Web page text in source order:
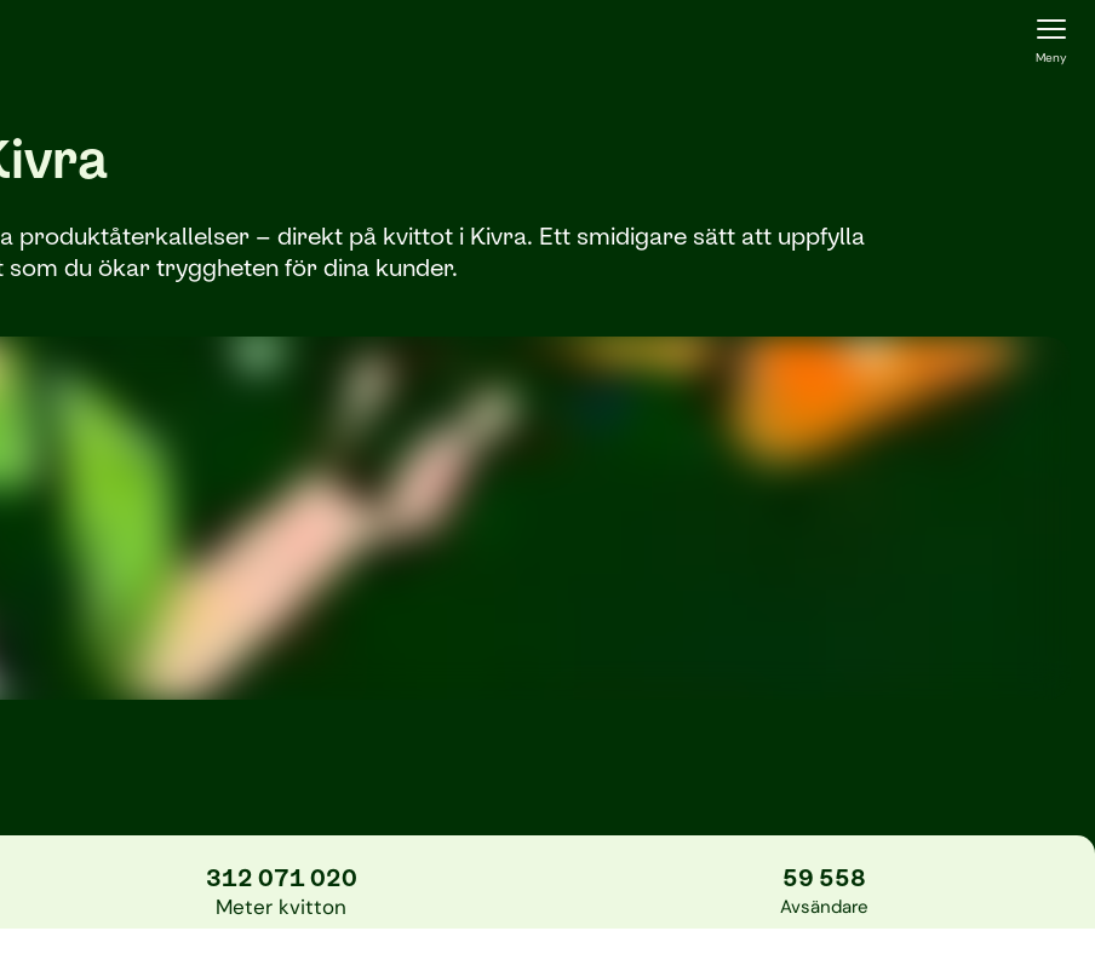
Meny
produktåterkallelser – direkt på kvittot i Kivra. Ett smidigare sätt att uppfylla
du ökar tryggheten för dina kunder.
312 071 020
Meter kvitton
59 558
Avsändare